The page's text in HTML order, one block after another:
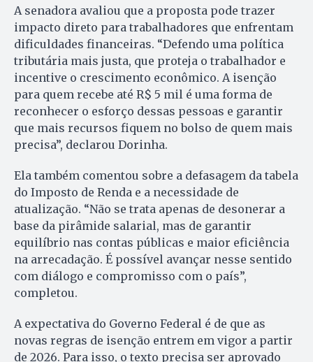
A senadora avaliou que a proposta pode trazer
impacto direto para trabalhadores que enfrentam
dificuldades financeiras. “Defendo uma política
tributária mais justa, que proteja o trabalhador e
incentive o crescimento econômico. A isenção
para quem recebe até R$ 5 mil é uma forma de
reconhecer o esforço dessas pessoas e garantir
que mais recursos fiquem no bolso de quem mais
precisa”, declarou Dorinha.
Ela também comentou sobre a defasagem da tabela
do Imposto de Renda e a necessidade de
atualização. “Não se trata apenas de desonerar a
base da pirâmide salarial, mas de garantir
equilíbrio nas contas públicas e maior eficiência
na arrecadação. É possível avançar nesse sentido
com diálogo e compromisso com o país”,
completou.
A expectativa do Governo Federal é de que as
novas regras de isenção entrem em vigor a partir
de 2026. Para isso, o texto precisa ser aprovado